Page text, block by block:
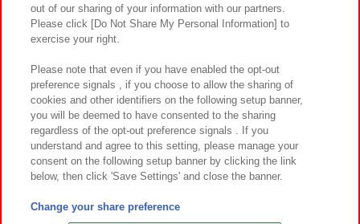
プライバシーポリシー ウェブアクセシビリティ方針と検証結果
お取引先さまとともに
カスタマーハラスメント対応方針 よくあるご質問・お問い合わせ
©Bandai Namco Amusement Inc.
©Bandai Namco Amusement Lab Inc.
out of our sharing of your information with our partners.
Please click [Do Not Share My Personal Information] to
exercise your right.
Please note that even if you have enabled the opt-out
preference signals , if you choose to allow the sharing of
cookies and other identifiers on the following setup banner,
you will be deemed to have consented to the sharing
regardless of the opt-out preference signals . If you
understand and agree to this setting, please manage your
consent on the following setup banner by clicking the link
below, then click 'Save Settings' and close the banner.
Change your share preference